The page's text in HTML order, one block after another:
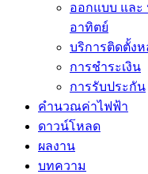
ออกแบบ และ
อาทิตย์
บริการติดตั้ง
การชำระเงิน
การรับประกัน
คำนวณค่าไฟฟ้า
ดาวน์โหลด
ผลงาน
บทความ